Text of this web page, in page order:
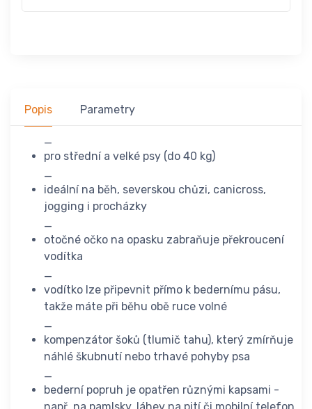
Popis Parametry
_
pro střední a velké psy (do 40 kg)
_
ideální na běh, severskou chůzi, canicross,
jogging i procházky
_
otočné očko na opasku zabraňuje překroucení
vodítka
_
vodítko lze připevnit přímo k bedernímu pásu,
takže máte při běhu obě ruce volné
_
kompenzátor šoků (tlumič tahu), který zmírňuje
náhlé škubnutí nebo trhavé pohyby psa
_
bederní popruh je opatřen různými kapsami -